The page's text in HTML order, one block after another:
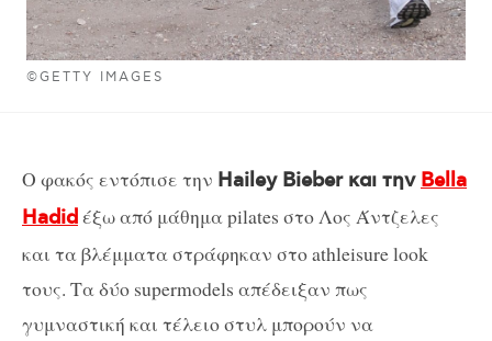
©GETTY IMAGES
Ο φακός εντόπισε την Hailey Bieber και την Bella
Hadidέξω από μάθημα pilates στο Λος Άντζελες
και τα βλέμματα στράφηκαν στο athleisure look
τους. Τα δύο supermodels απέδειξαν πως
γυμναστική και τέλειο στυλ μπορούν να